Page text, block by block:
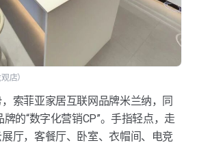
店）
索菲亚家居互联网品牌米兰纳，同
的“数字化营销CP”。手指轻点，走
厅，客餐厅、卧室、衣帽间、电竞